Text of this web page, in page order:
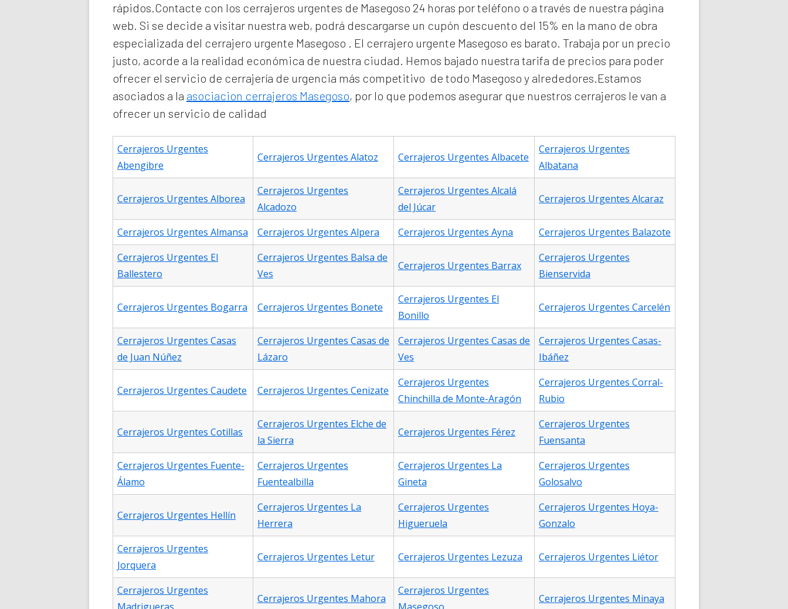
rápidos.Contacte con los cerrajeros urgentes de Masegoso 24 horas por teléfono o a través de nuestra página
web. Si se decide a visitar nuestra web, podrá descargarse un cupón descuento del 15% en la mano de obra
especializada del cerrajero urgente Masegoso . El cerrajero urgente Masegoso es barato. Trabaja por un precio
justo, acorde a la realidad económica de nuestra ciudad. Hemos bajado nuestra tarifa de precios para poder
ofrecer el servicio de cerrajería de urgencia más competitivo de todo Masegoso y alrededores.Estamos
asociados a la asociacion cerrajeros Masegoso, por lo que podemos asegurar que nuestros cerrajeros le van a
ofrecer un servicio de calidad
Cerrajeros Urgentes
Abengibre
Cerrajeros Urgentes Alatoz Cerrajeros Urgentes Albacete
Cerrajeros Urgentes
Albatana
Cerrajeros Urgentes Alborea
Cerrajeros Urgentes
Alcadozo
Cerrajeros Urgentes Alcalá
del Júcar
Cerrajeros Urgentes Alcaraz
Cerrajeros Urgentes Almansa Cerrajeros Urgentes Alpera Cerrajeros Urgentes Ayna
Cerrajeros Urgentes Balazote
Cerrajeros Urgentes El
Ballestero
Cerrajeros Urgentes Balsa de
Ves
Cerrajeros Urgentes Barrax
Cerrajeros Urgentes
Bienservida
Cerrajeros Urgentes Bogarra Cerrajeros Urgentes Bonete
Cerrajeros Urgentes El
Bonillo
Cerrajeros Urgentes Carcelén
Cerrajeros Urgentes Casas
de Juan Núñez
Cerrajeros Urgentes Casas de
Lázaro
Cerrajeros Urgentes Casas de
Ves
Cerrajeros Urgentes Casas-
Ibáñez
Cerrajeros Urgentes Caudete Cerrajeros Urgentes Cenizate
Cerrajeros Urgentes
Chinchilla de Monte-Aragón
Cerrajeros Urgentes Corral-
Rubio
Cerrajeros Urgentes Cotillas
Cerrajeros Urgentes Elche de
la Sierra
Cerrajeros Urgentes Férez
Cerrajeros Urgentes
Fuensanta
Cerrajeros Urgentes Fuente-
Álamo
Cerrajeros Urgentes
Fuentealbilla
Cerrajeros Urgentes La
Gineta
Cerrajeros Urgentes
Golosalvo
Cerrajeros Urgentes Hellín
Cerrajeros Urgentes La
Herrera
Cerrajeros Urgentes
Higueruela
Cerrajeros Urgentes Hoya-
Gonzalo
Cerrajeros Urgentes
Jorquera
Cerrajeros Urgentes Letur Cerrajeros Urgentes Lezuza Cerrajeros Urgentes Liétor
Cerrajeros Urgentes
Cerrajeros Urgentes Mahora
Cerrajeros Urgentes
Cerrajeros Urgentes Minaya